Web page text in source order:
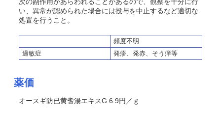
い、異常が認められた場合には投与を中止するなど適切な
処置を行うこと。
頻度不明
過敏症
発疹、発赤、 そう 痒等
薬価
オースギ防已黄耆湯エキスG 6.9円／ｇ